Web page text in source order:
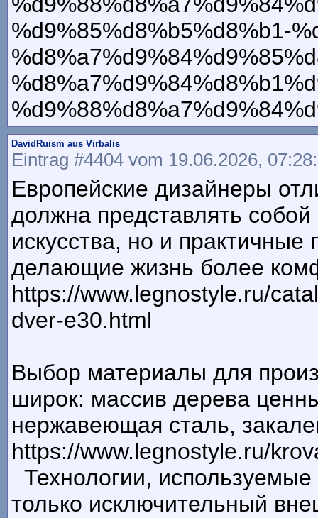
%d9%85%d8%b5%d8%b1-
DavidRuism aus Virbalis
Eintrag #4404 vom 19.06.2026,
Европейские дизайнеры
должна представлять
искусства, но и
делающие жизнь более
https://www.legnostyle.ru/
dver-e30.html
Выбор материалы для
широк: массив дерева
нержавеющая сталь,
https://www.legnostyle.ru/
Технологии,
только исключительный